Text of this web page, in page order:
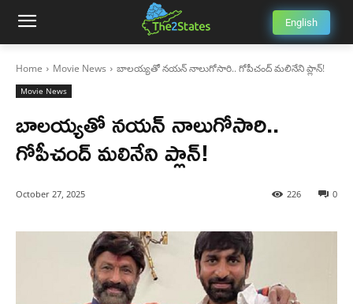
English
Home Movie News బాలయ్యతో నయన్ నాలుగోసారి.. గోపీచంద్ మలినేని ప్లాన్!
Movie News
బాలయ్యతో నయన్ నాలుగోసారి..
గోపీచంద్ మలినేని ప్లాన్!
October 27, 2025 0
226